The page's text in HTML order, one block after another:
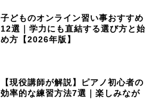
子どものオンライン習い事おすすめ
12選｜学力にも直結する選び方と始
め方【2026年版】
【現役講師が解説】ピアノ初心者の
効率的な練習方法7選｜楽しみなが